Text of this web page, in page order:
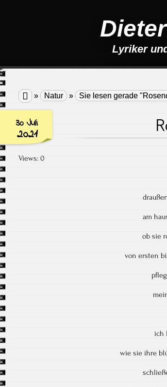
Lyriker
 » Natur » Sie lesen gerade
30 Juli
2021
Views: 0
am
ob sie
von ersten
ich
wie sie ihre